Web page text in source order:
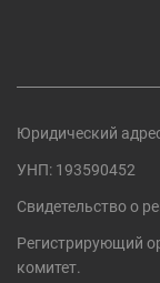
Юридический
УНП: 193590452
Свидетельство о
Регистрирующий
комитет.